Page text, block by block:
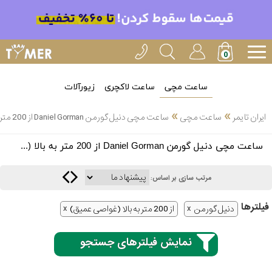
ساعت مچی ساعت لاکچری زیورآلات
ایران تایمر » ساعت مچی» ساعت مچی دنیل گورمن Daniel Gorman از 200 متر به بالا (غواصی عمیق)
ساعت مچی دنیل گورمن Daniel Gorman از 200 متر به بالا (غواصی عمیق)
مرتب سازی بر اساس:
فیلتر‌ها دنیل گورمن از 200 متر به بالا (غواصی عمیق)
نمایش فیلترهای جستجو
انتخاب
بین 3
3